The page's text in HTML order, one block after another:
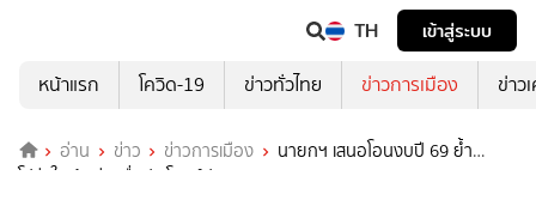
TH
เข้าสู่ระบบ
หน้าแรก
โควิด-19 ข่าวทั่วไทย ข่าวการเมือง ข่าว
อ่าน ข่าว ข่าวการเมือง
นายกฯ เสนอโอนงบปี 69 ย้ำ
โปร่งใส คุ้มค่า เพื่อประโยชน์ประชาชน